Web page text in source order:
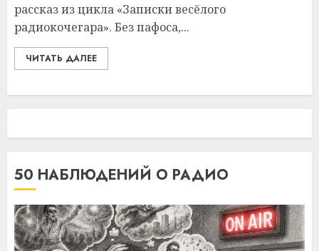
рассказ из цикла «Записки весёлого
радиокочегара». Без пафоса,...
ЧИТАТЬ ДАЛЕЕ
50 НАБЛЮДЕНИЙ О РАДИО